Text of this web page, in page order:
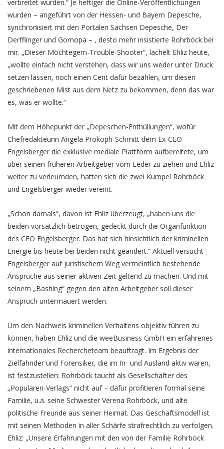
verbreitet wurden.“ Je heftiger die Online-Veröffentlichungen
wurden – angeführt von der Hessen- und Bayern Depesche,
synchronisiert mit den Portalen Sachsen Depesche, Der
Derfflinger und Gomopa – , desto mehr insistierte Rohrböck bei
mir. „Dieser Möchtegern-Trouble-Shooter“, lächelt Ehliz heute,
„wollte einfach nicht verstehen, dass wir uns weder unter Druck
setzen lassen, noch einen Cent dafür bezahlen, um diesen
geschriebenen Mist aus dem Netz zu bekommen, denn das war
es, was er wollte.“
Mit dem Höhepunkt der „Depeschen-Enthüllungen“, wofür
Chefredakteurin Angela Prokoph-Schmitt dem Ex-CEO
Engelsberger die exklusive mediale Plattform aufbereitete, um
über seinen früheren Arbeitgeber vom Leder zu ziehen und Ehliz
weiter zu verleumden, hatten sich die zwei Kumpel Rohrböck
und Engelsberger wieder vereint.
„Schon damals“, davon ist Ehliz überzeugt, „haben uns die
beiden vorsätzlich betrogen, gedeckt durch die Organfunktion
des CEO Engelsberger. Das hat sich hinsichtlich der kriminellen
Energie bis heute bei beiden nicht geändert.“ Aktuell versucht
Engelsberger auf juristischem Weg vermeintlich bestehende
Ansprüche aus seiner aktiven Zeit geltend zu machen. Und mit
seinem „Bashing“ gegen den alten Arbeitgeber soll dieser
Anspruch untermauert werden.
Um den Nachweis kriminellen Verhaltens objektiv führen zu
können, haben Ehliz und die weeBusiness GmbH ein erfahrenes
internationales Rechercheteam beauftragt. Im Ergebnis der
Zielfahnder und Forensiker, die im In- und Ausland aktiv waren,
ist festzustellen: Rohrböck taucht als Gesellschafter des
„Popularen-Verlags“ nicht auf – dafür profitieren formal seine
Familie, u.a. seine Schwester Verena Rohrböck, und alte
politische Freunde aus seiner Heimat. Das Geschäftsmodell ist
mit seinen Methoden in aller Schärfe strafrechtlich zu verfolgen.
Ehliz: „Unsere Erfahrungen mit den von der Familie Rohrböck